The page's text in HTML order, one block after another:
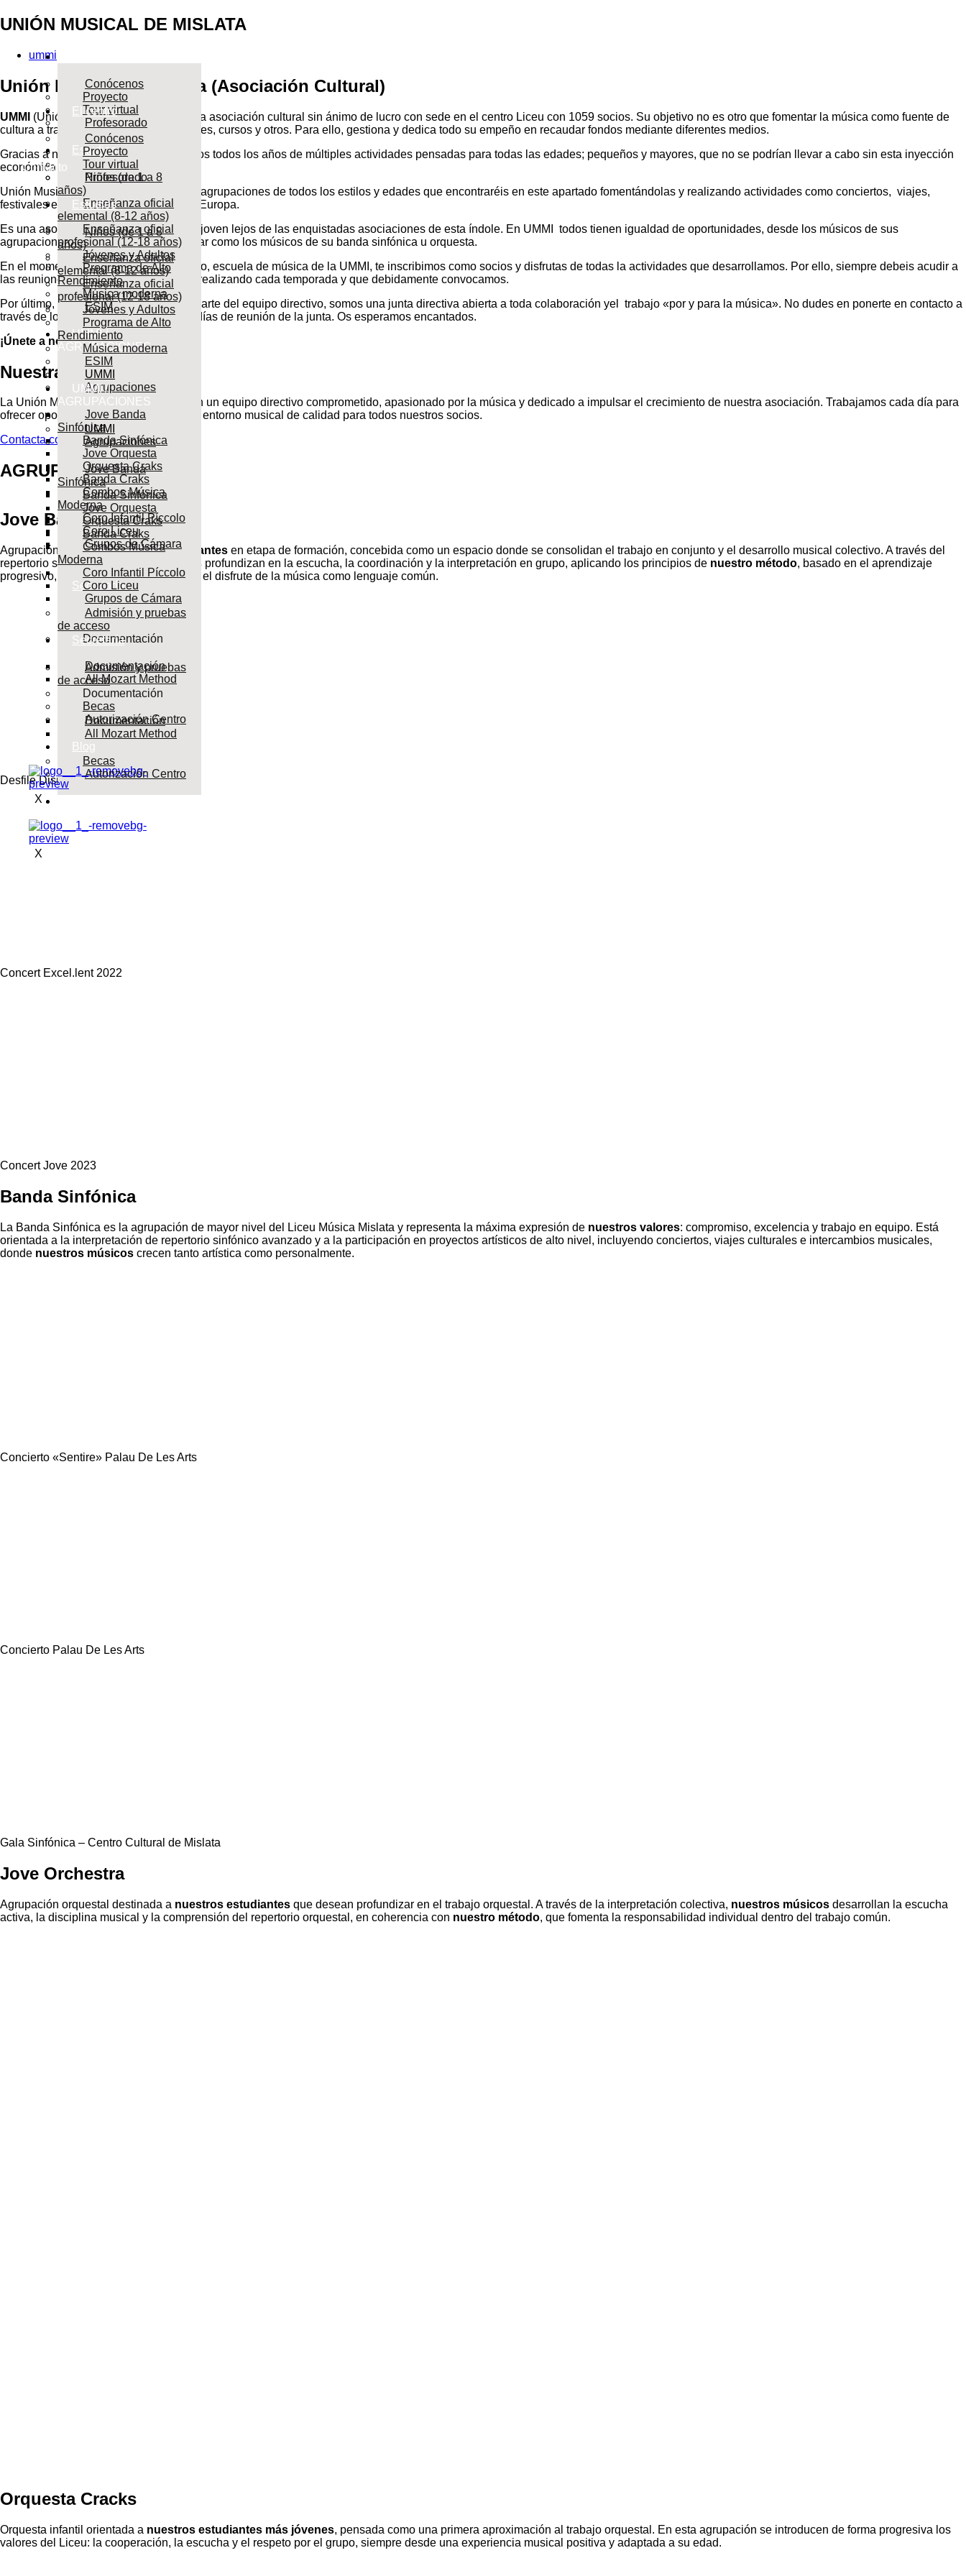
Conócenos
Proyecto
Tour virtual
Profesorado
Estudios
Niños (de 1 a 8
años)
Enseñanza oficial
elemental (8-12 años)
Enseñanza oficial
profesional (12-18 años)
Jóvenes y Adultos
Programa de Alto
Rendimiento
Música moderna
ESIM
UMMI /
AGRUPACIONES
UMMI
Agrupaciones
Jove Banda
Sinfónica
Banda Sinfónica
Jove Orquesta
Orquesta Craks
Banda Craks
Combos Música
Moderna
Coro Infantil Píccolo
Coro Liceu
Grupos de Cámara
Secretaría
Admisión y pruebas
de acceso
Documentación
Documentación
All Mozart Method
Becas
Autorización Centro
Blog
X
El centro
Conócenos
Proyecto
Tour virtual
Profesorado
Estudios
Niños (de 1 a 8
años)
Enseñanza oficial
elemental (8-12 años)
Enseñanza oficial
profesional (12-18 años)
Jóvenes y Adultos
Programa de Alto
Rendimiento
Música moderna
ESIM
UMMI /
AGRUPACIONES
UMMI
Agrupaciones
Jove Banda
Sinfónica
Banda Sinfónica
Jove Orquesta
Orquesta Craks
Banda Craks
Combos Música
Moderna
Coro Infantil Píccolo
Coro Liceu
Grupos de Cámara
Secretaría
Admisión y pruebas
de acceso
Documentación
Documentación
All Mozart Method
Becas
Autorización Centro
X
Contacto
UNIÓN MUSICAL DE MISLATA
ummi
Unión Musical de Mislata (Asociación Cultural)
UMMI
(Unión Musical de Mislata )es una asociación cultural sin ánimo de lucro con sede en el centro Liceu con 1059 socios. Su objetivo no es otro que fomentar la música como fuente de
cultura a través de conciertos, actividades, cursos y otros. Para ello, gestiona y dedica todo su empeño en recaudar fondos mediante diferentes medios.
Gracias a nuestra asociación disfrutamos todos los años de múltiples actividades pensadas para todas las edades; pequeños y mayores, que no se podrían llevar a cabo sin esta inyección
económica y de esfuerzo y trabajo.
Unión Musical también gestiona las 16 agrupaciones de todos los estilos y edades que encontraréis en este apartado fomentándolas y realizando actividades como conciertos, viajes,
festivales e intercambios por España y Europa.
Es una asociación con una mentalidad joven lejos de las enquistadas asociaciones de esta índole. En UMMI todos tienen igualdad de oportunidades, desde los músicos de sus
agrupaciones que terminan de comenzar como los músicos de su banda sinfónica u orquesta.
En el momento accedes al Liceu Píccolo, escuela de música de la UMMI, te inscribimos como socios y disfrutas de todas la actividades que desarrollamos. Por ello, siempre debeis acudir a
las reuniones y asambleas que vamos realizando cada temporada y que debidamente convocamos.
Por último, si lo que quieres es formar parte del equipo directivo, somos una junta directiva abierta a toda colaboración yel trabajo «por y para la música». No dudes en ponerte en contacto a
través de los distintos medios o en los días de reunión de la junta. Os esperamos encantados.
¡Únete a nosotros!
Nuestra Junta Directiva
La Unión Musical de Mislata cuenta con un equipo directivo comprometido, apasionado por la música y dedicado a impulsar el crecimiento de nuestra asociación. Trabajamos cada día para
ofrecer oportunidades, actividades y un entorno musical de calidad para todos nuestros socios.
Contacta con nosotros
AGRUPACIONES UMMI
Jove Banda
Agrupación dirigida anuestros estudiantes en etapa de formación, concebida como un espacio donde se consolidan el trabajo en conjunto y el desarrollo musical colectivo. A través del
repertorio sinfónico, nuestros músicos profundizan en la escucha, la coordinación y la interpretación en grupo, aplicando los principios de nuestro método, basado en el aprendizaje
progresivo, la experiencia compartida y el disfrute de la música como lenguaje común.
Desfile Disney
Concert Excel.lent 2022
Concert Jove 2023
Banda Sinfónica
La Banda Sinfónica es la agrupación de mayor nivel del Liceu Música Mislata y representa la máxima expresión de nuestros valores: compromiso, excelencia y trabajo en equipo. Está
orientada a la interpretación de repertorio sinfónico avanzado y a la participación en proyectos artísticos de alto nivel, incluyendo conciertos, viajes culturales e intercambios musicales,
donde nuestros músicos crecen tanto artística como personalmente.
Concierto «Sentire» Palau De Les Arts
Concierto Palau De Les Arts
Gala Sinfónica – Centro Cultural de Mislata
Jove Orchestra
Agrupación orquestal destinada a nuestros estudiantes que desean profundizar en el trabajo orquestal. A través de la interpretación colectiva, nuestros músicos desarrollan la escucha
activa, la disciplina musical y la comprensión del repertorio orquestal, en coherencia con nuestro método, que fomenta la responsabilidad individual dentro del trabajo común.
Orquesta Cracks
Orquesta infantil orientada a nuestros estudiantes más jóvenes, pensada como una primera aproximación al trabajo orquestal. En esta agrupación se introducen de forma progresiva los
valores del Liceu: la cooperación, la escucha y el respeto por el grupo, siempre desde una experiencia musical positiva y adaptada a su edad.